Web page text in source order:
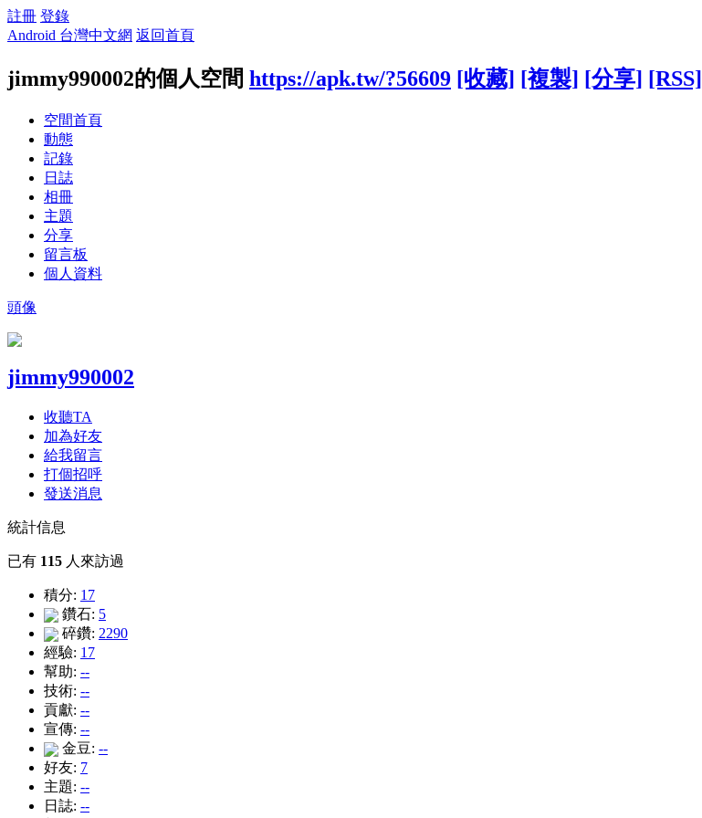
註冊 登錄
Android 台灣中文網 返回首頁
jimmy990002的個人空間 https://apk.tw/?56609 [收藏] [複製] [分享] [RSS]
空間首頁
動態
記錄
日誌
相冊
主題
分享
留言板
個人資料
頭像
jimmy990002
收聽TA
加為好友
給我留言
打個招呼
發送消息
統計信息
已有 115 人來訪過
積分: 17
鑽石: 5
碎鑽: 2290
經驗: 17
幫助: --
技術: --
貢獻: --
宣傳: --
金豆: --
好友: 7
主題: --
日誌: --